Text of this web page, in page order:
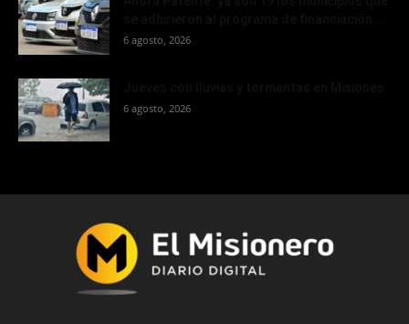
6 agosto, 2026
6 agosto, 2026